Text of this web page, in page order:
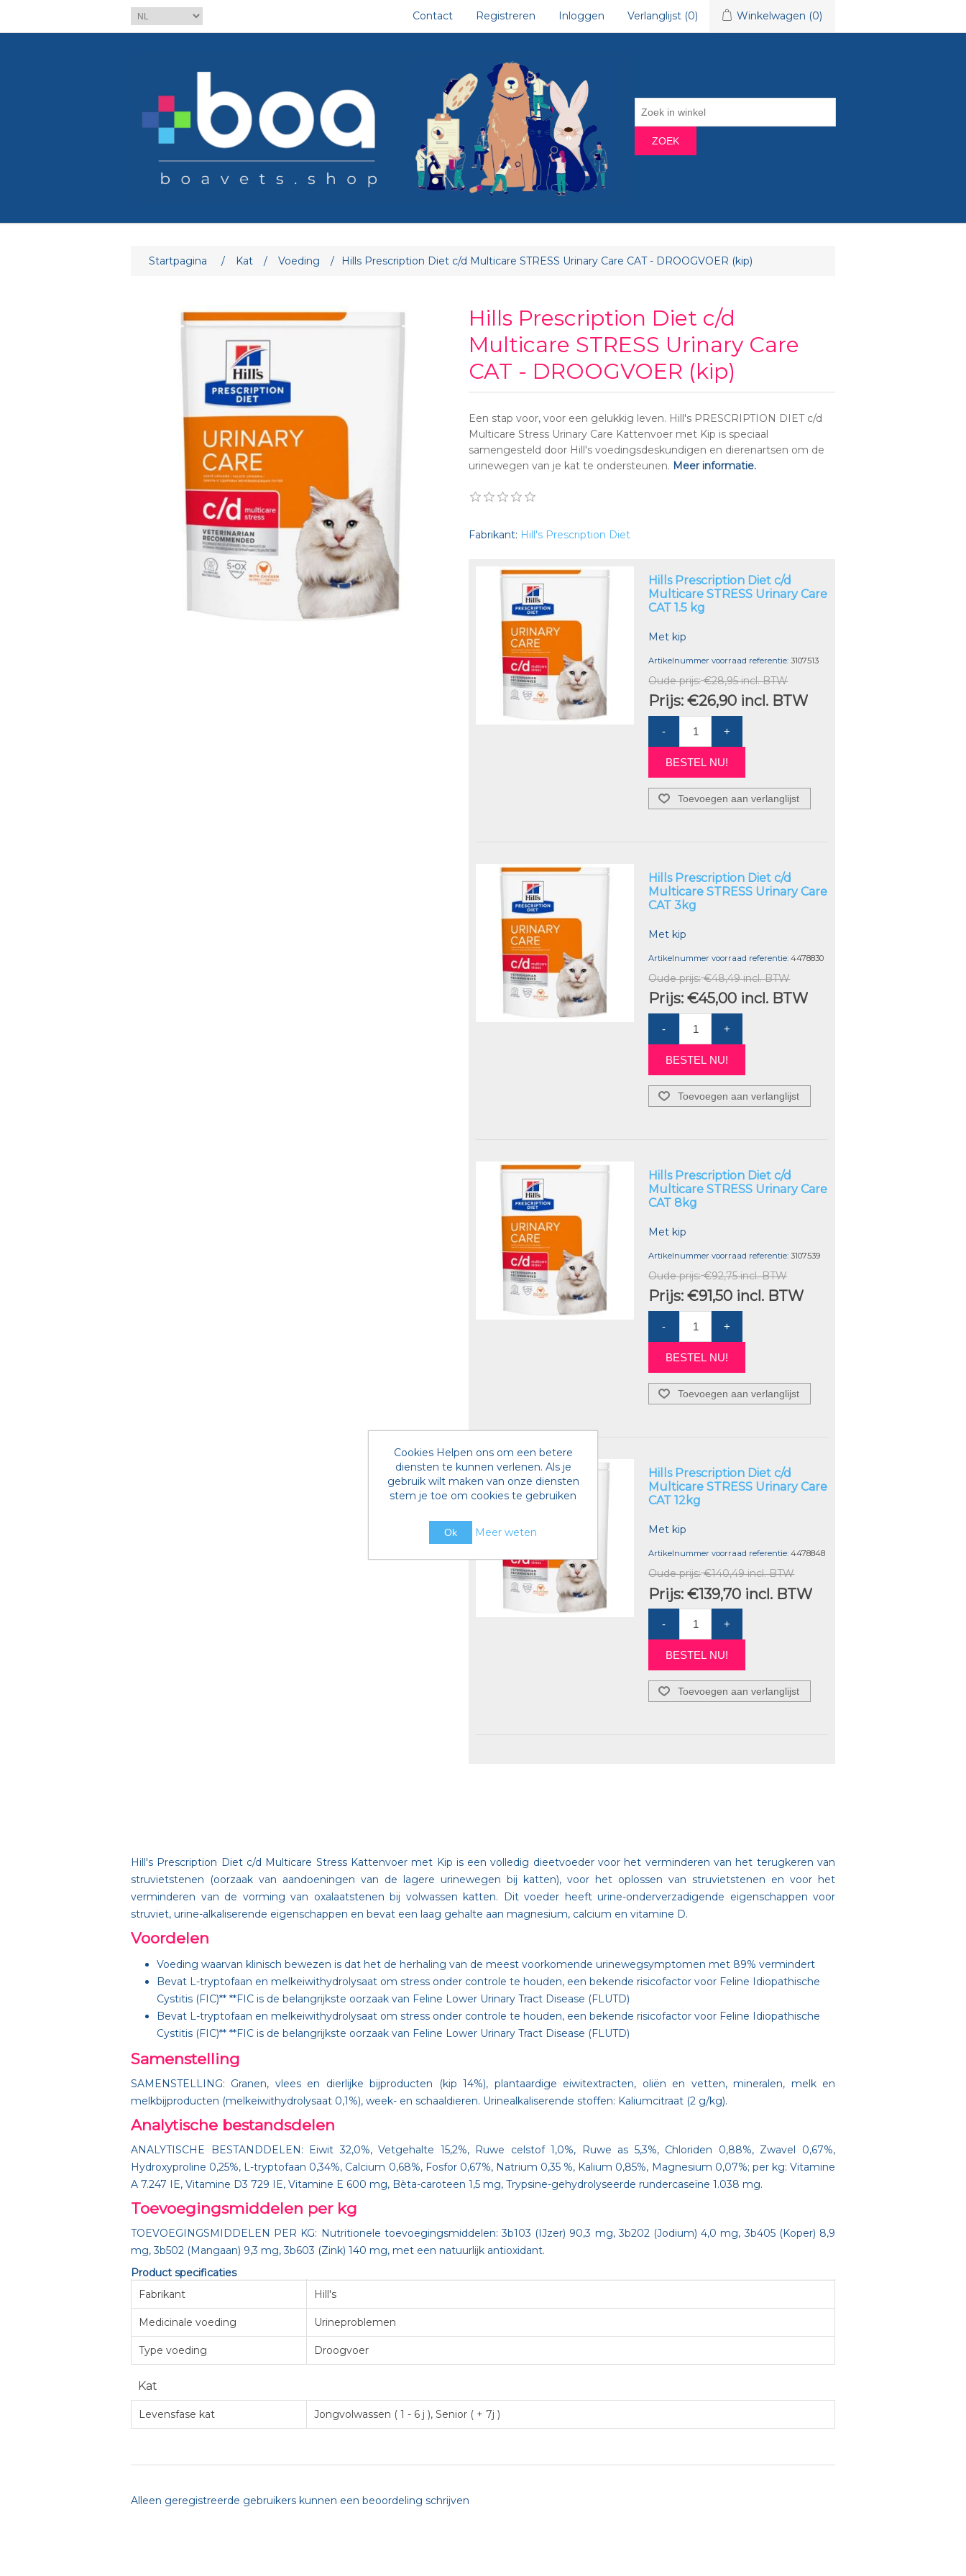
Contact Registreren Inloggen Verlanglijst (0) Winkelwagen (0)
ZOEK
Startpagina / Kat / Voeding / Hills Prescription Diet c/d Multicare STRESS Urinary Care CAT - DROOGVOER (kip)
Hills Prescription Diet c/d
Multicare STRESS Urinary Care
CAT - DROOGVOER (kip)
Een stap voor, voor een gelukkig leven. Hill's PRESCRIPTION DIET c/d
Multicare Stress Urinary Care Kattenvoer met Kip is speciaal
samengesteld door Hill's voedingsdeskundigen en dierenartsen om de
urinewegen van je kat te ondersteunen. Meer informatie.
Fabrikant: Hill's Prescription Diet
Hills Prescription Diet c/d
Multicare STRESS Urinary Care
CAT 1.5 kg
Met kip
Artikelnummer voorraad referentie: 3107513
Oude prijs: €28,95 incl. BTW
Prijs: €26,90 incl. BTW
- +
BESTEL NU!
Toevoegen aan verlanglijst
Hills Prescription Diet c/d
Multicare STRESS Urinary Care
CAT 3kg
Met kip
Artikelnummer voorraad referentie: 4478830
Oude prijs: €48,49 incl. BTW
Prijs: €45,00 incl. BTW
- +
BESTEL NU!
Toevoegen aan verlanglijst
Hills Prescription Diet c/d
Multicare STRESS Urinary Care
CAT 8kg
Met kip
Artikelnummer voorraad referentie: 3107539
Oude prijs: €92,75 incl. BTW
Prijs: €91,50 incl. BTW
- +
BESTEL NU!
Toevoegen aan verlanglijst
Hills Prescription Diet c/d
Multicare STRESS Urinary Care
CAT 12kg
Met kip
Artikelnummer voorraad referentie: 4478848
Oude prijs: €140,49 incl. BTW
Prijs: €139,70 incl. BTW
- +
BESTEL NU!
Toevoegen aan verlanglijst
Hill's Prescription Diet c/d Multicare Stress Kattenvoer met Kip is een volledig dieetvoeder voor het verminderen van het terugkeren van
struvietstenen (oorzaak van aandoeningen van de lagere urinewegen bij katten), voor het oplossen van struvietstenen en voor het
verminderen van de vorming van oxalaatstenen bij volwassen katten. Dit voeder heeft urine-onderverzadigende eigenschappen voor
struviet, urine-alkaliserende eigenschappen en bevat een laag gehalte aan magnesium, calcium en vitamine D.
Voordelen
Voeding waarvan klinisch bewezen is dat het de herhaling van de meest voorkomende urinewegsymptomen met 89% vermindert
Bevat L-tryptofaan en melkeiwithydrolysaat om stress onder controle te houden, een bekende risicofactor voor Feline Idiopathische
Cystitis (FIC)** **FIC is de belangrijkste oorzaak van Feline Lower Urinary Tract Disease (FLUTD)
Bevat L-tryptofaan en melkeiwithydrolysaat om stress onder controle te houden, een bekende risicofactor voor Feline Idiopathische
Cystitis (FIC)** **FIC is de belangrijkste oorzaak van Feline Lower Urinary Tract Disease (FLUTD)
Samenstelling
SAMENSTELLING: Granen, vlees en dierlijke bijproducten (kip 14%), plantaardige eiwitextracten, oliën en vetten, mineralen, melk en
melkbijproducten (melkeiwithydrolysaat 0,1%), week- en schaaldieren. Urinealkaliserende stoffen: Kaliumcitraat (2 g/kg).
Analytische bestandsdelen
ANALYTISCHE BESTANDDELEN: Eiwit 32,0%, Vetgehalte 15,2%, Ruwe celstof 1,0%, Ruwe as 5,3%, Chloriden 0,88%, Zwavel 0,67%,
Hydroxyproline 0,25%, L-tryptofaan 0,34%, Calcium 0,68%, Fosfor 0,67%, Natrium 0,35 %, Kalium 0,85%, Magnesium 0,07%; per kg: Vitamine
A 7.247 IE, Vitamine D3 729 IE, Vitamine E 600 mg, Bèta-caroteen 1,5 mg, Trypsine-gehydrolyseerde rundercaseïne 1.038 mg.
Toevoegingsmiddelen per kg
TOEVOEGINGSMIDDELEN PER KG: Nutritionele toevoegingsmiddelen: 3b103 (IJzer) 90,3 mg, 3b202 (Jodium) 4,0 mg, 3b405 (Koper) 8,9
mg, 3b502 (Mangaan) 9,3 mg, 3b603 (Zink) 140 mg, met een natuurlijk antioxidant.
Product specificaties
Fabrikant Hill's
Medicinale voeding Urineproblemen
Type voeding Droogvoer
Kat
Levensfase kat Jongvolwassen ( 1 - 6 j ), Senior ( + 7j )
Alleen geregistreerde gebruikers kunnen een beoordeling schrijven
Cookies Helpen ons om een betere
diensten te kunnen verlenen. Als je
gebruik wilt maken van onze diensten
stem je toe om cookies te gebruiken
Ok Meer weten